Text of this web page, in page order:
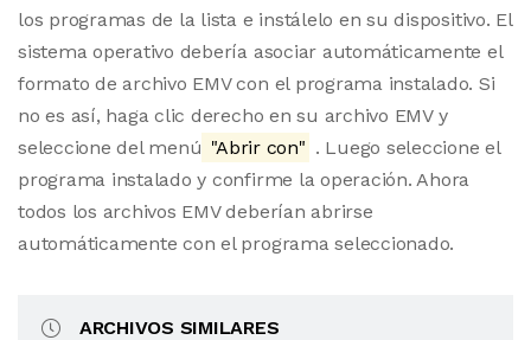
los programas de la lista e instálelo en su dispositivo. El
sistema operativo debería asociar automáticamente el
formato de archivo EMV con el programa instalado. Si
no es así, haga clic derecho en su archivo EMV y
seleccione del menú "Abrir con" . Luego seleccione el
programa instalado y confirme la operación. Ahora
todos los archivos EMV deberían abrirse
automáticamente con el programa seleccionado.
ARCHIVOS SIMILARES